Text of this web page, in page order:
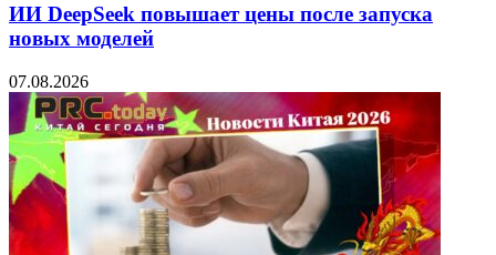
ИИ DeepSeek повышает цены после запуска
новых моделей
07.08.2026